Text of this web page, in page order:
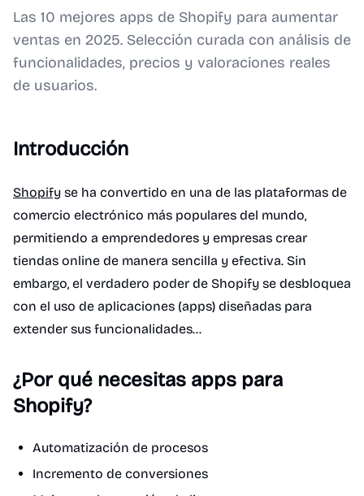
Las 10 mejores apps de Shopify para aumentar
ventas en 2025. Selección curada con análisis de
funcionalidades, precios y valoraciones reales
de usuarios.
Introducción
Shopify se ha convertido en una de las plataformas de
comercio electrónico más populares del mundo,
permitiendo a emprendedores y empresas crear
tiendas online de manera sencilla y efectiva. Sin
embargo, el verdadero poder de Shopify se desbloquea
con el uso de aplicaciones (apps) diseñadas para
extender sus funcionalidades...
¿Por qué necesitas apps para
Shopify?
Automatización de procesos
Incremento de conversiones